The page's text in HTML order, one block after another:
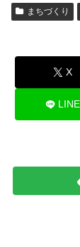
まちづくり
X
LINE